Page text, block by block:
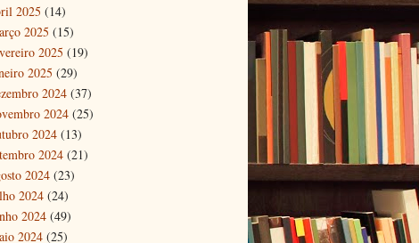
2025 (14)
2025 (15)
2025 (19)
2025 (29)
2024 (37)
2024 (25)
2024 (13)
2024 (21)
2024 (23)
2024 (24)
2024 (49)
2024 (25)